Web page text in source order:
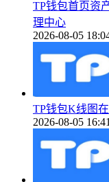
TP钱包首页资
理中心
2026-08-05
TP钱包K线图
2026-08-05